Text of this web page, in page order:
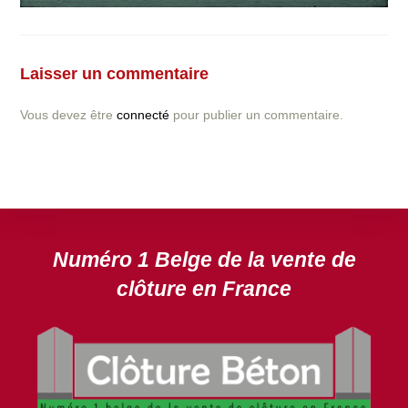
Laisser un commentaire
Vous devez êtreconnecté pour publier un commentaire.
N’hésitez pas à nous contacter ! nous vous proposerons
projet.
Numéro 1 Belge de la vente de
clôture en France